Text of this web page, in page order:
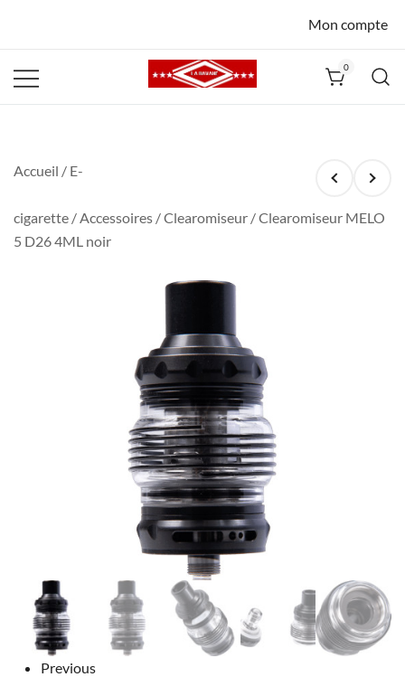
Mon compte
0
Accueil / E-
cigarette /Accessoires /Clearomiseur / Clearomiseur MELO
5 D26 4ML noir
Previous